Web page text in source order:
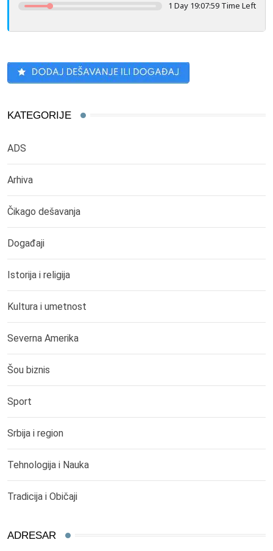
1 Day 19:07:58 Time Left
KATEGORIJE
ADS
Arhiva
Čikago dešavanja
Događaji
Istorija i religija
Kultura i umetnost
Severna Amerika
Šou biznis
Sport
Srbija i region
Tehnologija i Nauka
Tradicija i Običaji
ADRESAR